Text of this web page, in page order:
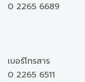
0 2265 6689
เบอร์โทรสาร
0 2265 6511